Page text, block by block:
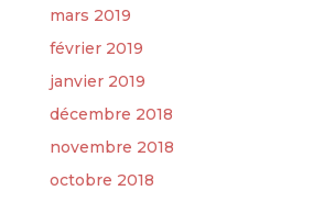
mars 2019
février 2019
janvier 2019
décembre 2018
novembre 2018
octobre 2018